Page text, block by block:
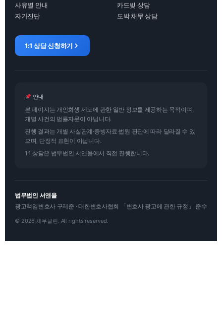
사유별 안내
자가진단
카드빚 상담
도박 채무 상담
1:1 상담 신청하기
안내
본 페이지는 개인회생 제도에 관한 일반 정보를 제공하는 목적이며,
개별 사건의 법률자문이 아닙니다.
진행 결과는 개별 사실관계·증빙자료·법원 판단에 따라 달라질 수 있
으며, 단정적 표현이 아닙니다.
1:1 상담은 법무법인 서앤율에서 직접 진행합니다.
법무법인 서앤율
광고책임변호사 구제준 · 대한변호사협회 「변호사 광고에 관한 규정」 준수
© 2026 채무클린. All rights reserved.